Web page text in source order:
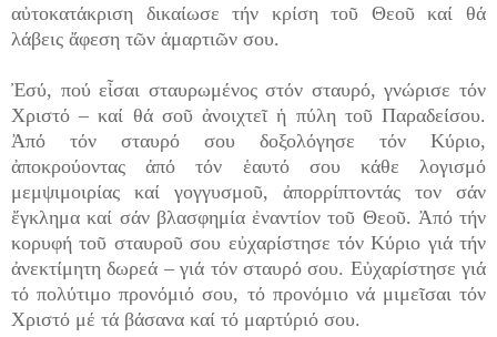
αὐτοκατάκριση δικαίωσε τήν κρίση τοῦ Θεοῦ καί θά
λάβεις ἄφεση τῶν ἁμαρτιῶν σου.
Ἐσύ, πού εἶσαι σταυρωμένος στόν σταυρό, γνώρισε τόν
Χριστό – καί θά σοῦ ἀνοιχτεῖ ἡ πύλη τοῦ Παραδείσου.
Ἀπό τόν σταυρό σου δοξολόγησε τόν Κύριο,
ἀποκρούοντας ἀπό τόν ἑαυτό σου κάθε λογισμό
μεμψιμοιρίας καί γογγυσμοῦ, ἀπορρίπτοντάς τον σάν
ἔγκλημα καί σάν βλασφημία ἐναντίον τοῦ Θεοῦ. Ἀπό τήν
κορυφή τοῦ σταυροῦ σου εὐχαρίστησε τόν Κύριο γιά τήν
ἀνεκτίμητη δωρεά – γιά τόν σταυρό σου. Εὐχαρίστησε γιά
τό πολύτιμο προνόμιό σου, τό προνόμιο νά μιμεῖσαι τόν
Χριστό μέ τά βάσανα καί τό μαρτύριό σου.